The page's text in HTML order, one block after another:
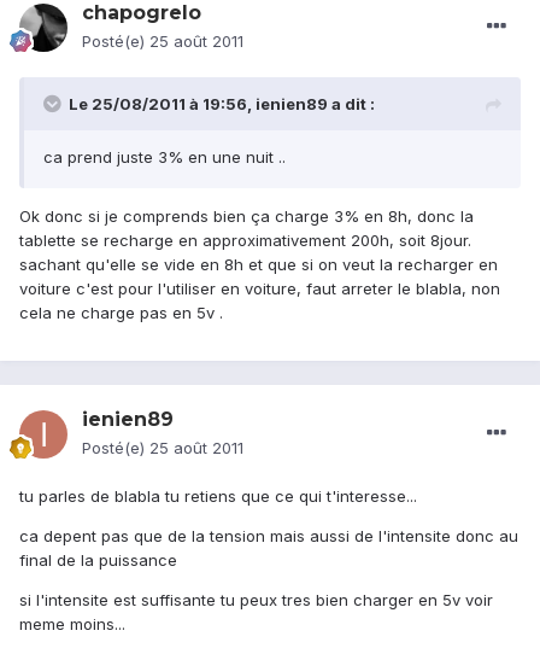
chapogrelo
Posté(e) 25 août 2011
Le 25/08/2011 à 19:56, ienien89 a dit :
ca prend juste 3% en une nuit ..
Ok donc si je comprends bien ça charge 3% en 8h, donc la
tablette se recharge en approximativement 200h, soit 8jour.
sachant qu'elle se vide en 8h et que si on veut la recharger en
voiture c'est pour l'utiliser en voiture, faut arreter le blabla, non
cela ne charge pas en 5v .
ienien89
Posté(e) 25 août 2011
tu parles de blabla tu retiens que ce qui t'interesse...
ca depent pas que de la tension mais aussi de l'intensite donc au
final de la puissance
si l'intensite est suffisante tu peux tres bien charger en 5v voir
meme moins...